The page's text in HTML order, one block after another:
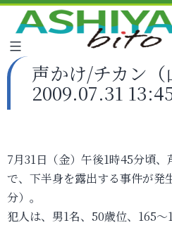
声かけ/チカン（
2009.07.31
7月31日（金）午後1時45分頃
で、下半身を露出する事件が発
分）。
犯人は、男1名、50歳位、165